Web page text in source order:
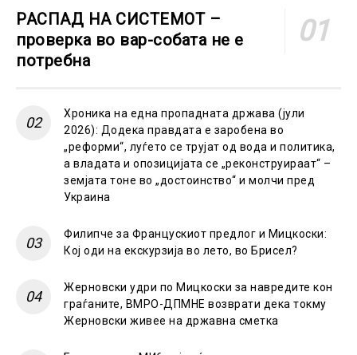
РАСПАД НА СИСТЕМОТ –
проверка во вар-собата не е
потребна
Хроника на една пропадната држава (јули
2026): Додека правдата е заробена во
„реформи“, луѓето се трујат од вода и политика,
а владата и опозицијата се „реконструираат“ –
земјата тоне во „достоинство“ и молчи пред
Украина
Филипче за Францускиот предлог и Мицкоски:
Кој оди на екскурзија во лето, во Брисел?
Жерновски удри по Мицкоски за навредите кон
граѓаните, ВМРО-ДПМНЕ возврати дека токму
Жерновски живее на државна сметка